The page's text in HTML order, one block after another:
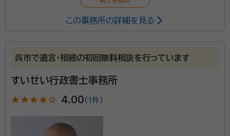
この事務所の詳細を見る
呉市で遺言・相続の初回無料相談を行っています
すいせい行政書士事務所
star star star star star_outline 4.00 （ 1件）